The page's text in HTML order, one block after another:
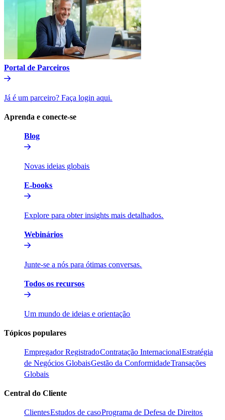
Portal de Parceiros​​
Já é um parceiro? Faça login aqui.​​
Aprenda e conecte-se​​
Blog​​
Novas ideias globais​​
E-books​​
Explore para obter insights mais detalhados.​​
Webinários​​
Junte-se a nós para ótimas conversas.​​
Todos os recursos​​
Um mundo de ideias e orientação​​
Tópicos populares​​
Empregador Registrado​​Contratação Internacional​​Estratégia
de Negócios Globais​​Gestão da Conformidade​​Transações
Globais​​
Central do Cliente​​
Clientes​​Estudos de caso​​Programa de Defesa de Direitos​​